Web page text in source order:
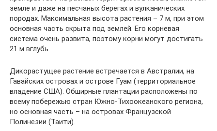
земле и даже на песчаных берегах и вулканических
породах. Максимальная высота растения – 7 м, при этом
основная часть скрыта под землей. Его корневая
система очень развита, поэтому корни могут достигать
21 м вглубь.
Дикорастущее растение встречается в Австралии, на
Гавайских островах и острове Гуам (территориальное
владение США). Обширные плантации расположены по
всему побережью стран Южно-Тихоокеанского региона,
но основная часть – на островах Французской
Полинезии (Таити).